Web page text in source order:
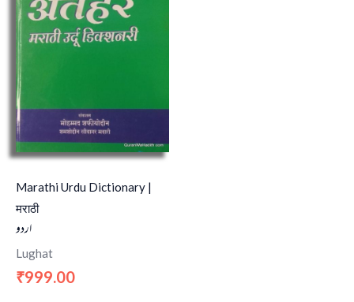
Marathi Urdu Dictionary |
मराठी
اردو
Lughat
₹999.00